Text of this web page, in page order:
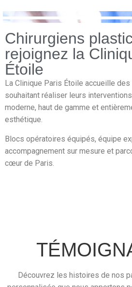
Chirurgiens
rejoignez la
Étoile
La Clinique Paris Étoile accueille
souhaitant réaliser leurs
moderne, haut de gamme et
esthétique.
Blocs opératoires équipés, équipe
accompagnement sur mesure et
cœur de Paris.
Découvrez les histoires de nos